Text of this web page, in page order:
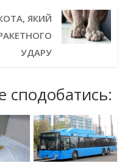
ЯКИЙ
УДАРУ